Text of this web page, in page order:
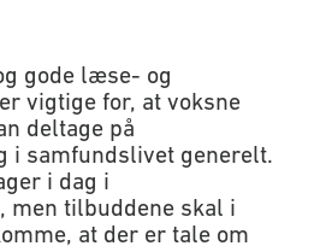
gode læse- og
vigtige for, at voksne
deltage på
i samfundslivet generelt.
i dag i
men tilbuddene skal i
at der er tale om